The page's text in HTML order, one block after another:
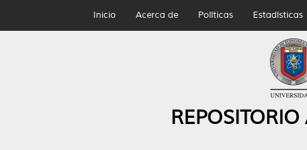
Inicio Acerca de Políticas Estadísticas